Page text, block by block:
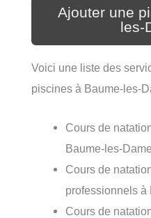
Ajouter une
les-
Voici une liste des
piscines à Baume-les-
Cours de
Baume-les-
Cours de
professionnels à
Cours de